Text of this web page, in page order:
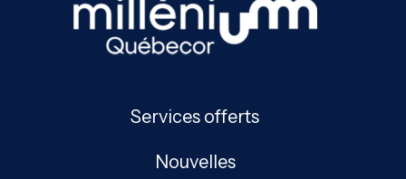
Services offerts
Nouvelles